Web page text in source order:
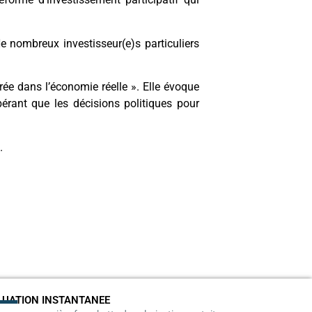
nombreux investisseur(e)s particuliers
dans l’économie réelle ». Elle évoque
que les décisions politiques pour
INSTANTANEE